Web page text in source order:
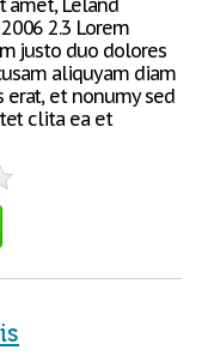
amet, Leland
2.3 Lorem
justo duo dolores
aliquyam diam
et nonumy sed
clita ea et